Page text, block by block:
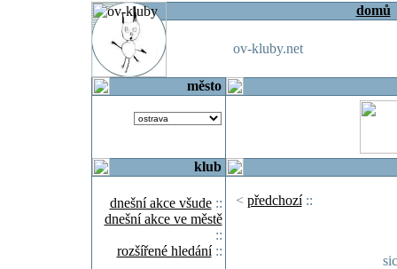
domů
ov-kluby.net
město
klub
dnešní akce všude::
dnešní akce ve městě
::
rozšířené hledání::
< předchozí::